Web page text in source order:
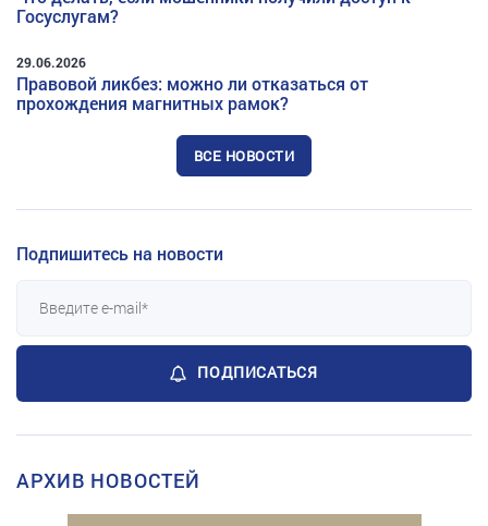
Госуслугам?
29.06.2026
Правовой ликбез: можно ли отказаться от
прохождения магнитных рамок?
ВСЕ НОВОСТИ
Подпишитесь на новости
ПОДПИСАТЬСЯ
АРХИВ НОВОСТЕЙ